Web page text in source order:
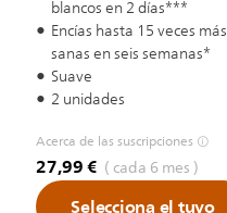
blancos en 2 días***
Encías hasta 15 veces más
sanas en seis semanas*
Suave
2 unidades
Acerca de las suscripciones
27,99 € ( cada 6 mes )
Selecciona el tuyo